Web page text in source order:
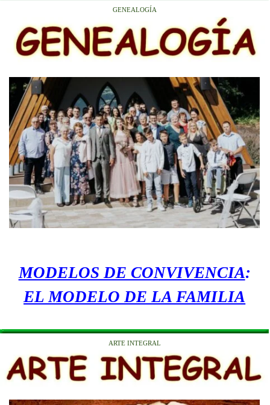
GENEALOGÍA
MODELOS DE CONVIVENCIA:
EL MODELO DE LA FAMILIA
ARTE INTEGRAL